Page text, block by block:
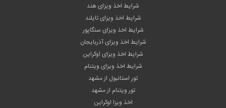
شرایط اخذ ویزای هند
شرایط اخذ ویزای تایلند
شرایط اخذ ویزای سنگاپور
شرایط اخذ ویزای آذربایجان
شرایط اخذ ویزای اوکراین
شرایط اخذ ویزای ویتنام
تور استانبول از مشهد
تور ویتنام از مشهد
اخذ ویزا اوکراین